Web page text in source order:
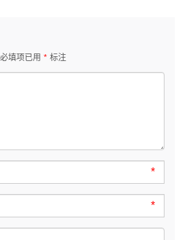
必填项已用 * 标注
*
*